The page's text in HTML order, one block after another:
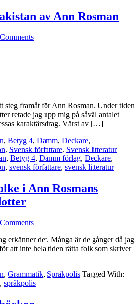
av Ann Rosman
steg framåt för Ann Rosman. Under tiden
retade jag upp mig på såväl antalet
karaktärsdrag. Värst av […]
, Betyg 4, Damm, Deckare,
, Svensk författare, Svensk litteratur
, Betyg 4, Damm förlag, Deckare,
, svensk författare, svensk litteratur
i Ann Rosmans
erkänner det. Många är de gånger då jag
att inte hela tiden rätta folk som skriver
, Grammatik, Språkpolis Tagged With:
, språkpolis